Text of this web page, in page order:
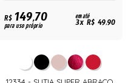
R$149,70
para uso próprio
em até
3x R$ 49,90